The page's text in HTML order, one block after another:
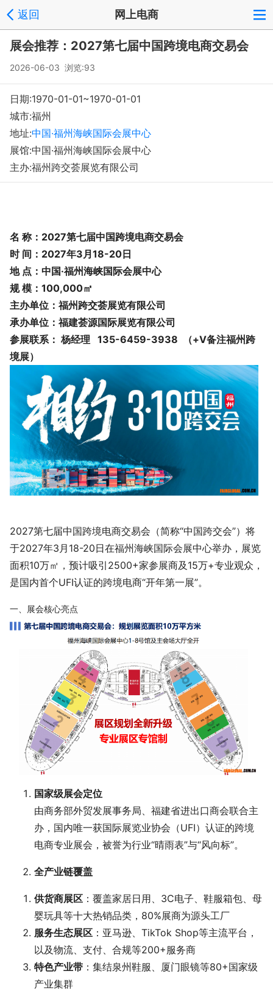
返回 网上电商
展会推荐：2027第七届中国跨境电商交易会
2026-06-03 浏览:93
日期:1970-01-01~1970-01-01
城市:福州
地址:中国·福州海峡国际会展中心
展馆:中国·福州海峡国际会展中心
主办:福州跨交荟展览有限公司
名 称：2027第七届中国跨境电商交易会
时 间：2027年3月18-20日
地 点：中国·福州海峡国际会展中心
规 模：100,000㎡
主办单位：福州跨交荟展览有限公司
承办单位：福建荟源国际展览有限公司
参展联系： 杨经理 135-6459-3938 （+V备注福州跨
境展）
2027第七届中国跨境电商交易会（简称“中国跨交会”）将
于2027年3月18-20日在福州海峡国际会展中心举办，展览
面积10万㎡，预计吸引2500+家参展商及15万+专业观众，
是国内首个UFI认证的跨境电商“开年第一展”。
一、展会核心亮点
国家级展会定位
由商务部外贸发展事务局、福建省进出口商会联合主
办，国内唯一获国际展览业协会（UFI）认证的跨境
电商专业展会，被誉为行业“晴雨表”与“风向标”。
全产业链覆盖
供货商展区 ：覆盖家居日用、3C电子、鞋服箱包、母
婴玩具等十大热销品类，80%展商为源头工厂
服务生态展区 ：亚马逊、TikTok Shop等主流平台，
以及物流、支付、合规等200+服务商
特色产业带 ：集结泉州鞋服、厦门眼镜等80+国家级
产业集群